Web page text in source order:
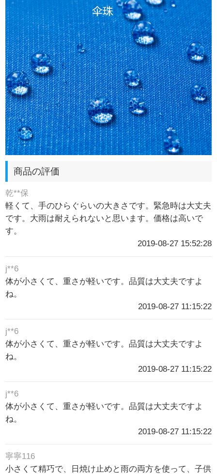
商品の評価
乾**保
軽くて、手のひらぐらいの大きさです。緊急時は大丈夫
です。大雨は耐えられないと思います。価格は高いで
す。
2019-08-27 15:52:28
j**6
体が小さくて、重さが軽いです。品質は大丈夫ですよ
ね。
2019-08-27 11:15:22
j**6
体が小さくて、重さが軽いです。品質は大丈夫ですよ
ね。
2019-08-27 11:15:22
j**6
体が小さくて、重さが軽いです。品質は大丈夫ですよ
ね。
2019-08-27 11:15:22
寧寧116
小さくて精巧で、日焼け止めと雨の両方を使って、子供